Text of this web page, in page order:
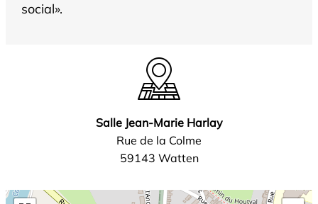
social».
Salle Jean-Marie Harlay
Rue de la Colme
59143 Watten